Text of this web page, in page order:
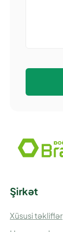
Şirkət
Xüsusi təkliflər